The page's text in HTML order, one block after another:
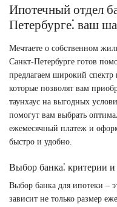
Ипотечный отдел
Петербурге⁚ ваш
Мечтаете о собственном
Санкт-Петербурге готов
предлагаем широкий
которые позволят вам
таунхаус на выгодных
помогут вам выбрать
ежемесячный платеж и
быстро и удобно.
Выбор банка⁚ критерии
Выбор банка для ипотеки –
зависит не только размер